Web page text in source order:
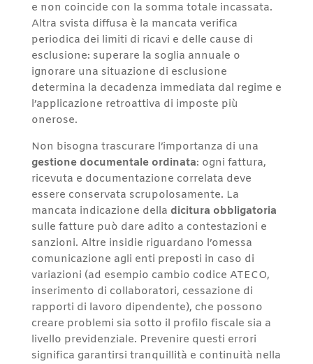
e non coincide con la somma totale incassata.
Altra svista diffusa è la mancata verifica
periodica dei limiti di ricavi e delle cause di
esclusione: superare la soglia annuale o
ignorare una situazione di esclusione
determina la decadenza immediata dal regime e
l’applicazione retroattiva di imposte più
onerose.
Non bisogna trascurare l’importanza di una
gestione documentale ordinata: ogni fattura,
ricevuta e documentazione correlata deve
essere conservata scrupolosamente. La
mancata indicazione della dicitura obbligatoria
sulle fatture può dare adito a contestazioni e
sanzioni. Altre insidie riguardano l’omessa
comunicazione agli enti preposti in caso di
variazioni (ad esempio cambio codice ATECO,
inserimento di collaboratori, cessazione di
rapporti di lavoro dipendente), che possono
creare problemi sia sotto il profilo fiscale sia a
livello previdenziale. Prevenire questi errori
significa garantirsi tranquillità e continuità nella